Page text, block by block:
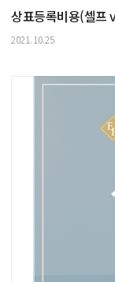
상표등록비용(셀프
2021.10.25